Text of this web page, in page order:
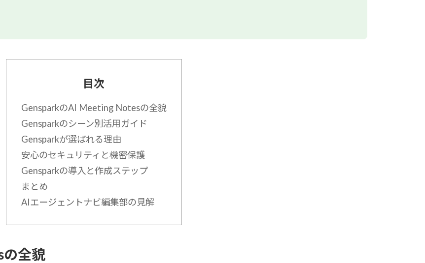
目次
GensparkのAI Meeting Notesの全貌
Gensparkのシーン別活用ガイド
Gensparkが選ばれる理由
安心のセキュリティと機密保護
Gensparkの導入と作成ステップ
まとめ
AIエージェントナビ編集部の見解
全貌